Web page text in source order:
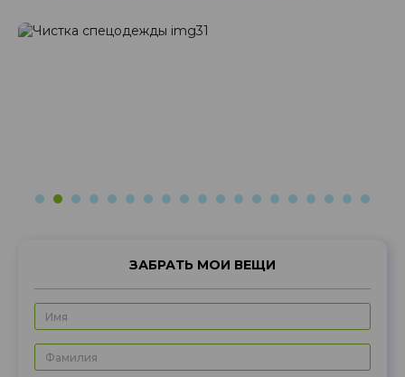
ЗАБРАТЬ МОИ ВЕЩИ